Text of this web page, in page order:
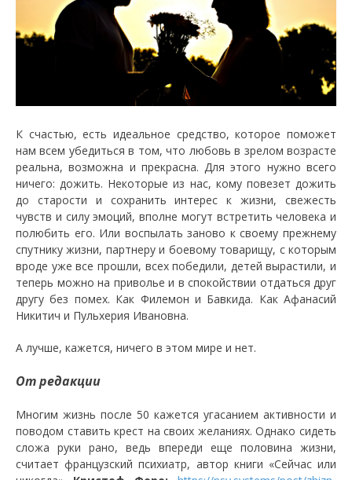
К счастью, есть идеальное средство, которое поможет
нам всем убедиться в том, что любовь в зрелом возрасте
реальна, возможна и прекрасна. Для этого нужно всего
ничего: дожить. Некоторые из нас, кому повезет дожить
до старости и сохранить интерес к жизни, свежесть
чувств и силу эмоций, вполне могут встретить человека и
полюбить его. Или воспылать заново к своему прежнему
спутнику жизни, партнеру и боевому товарищу, с которым
вроде уже все прошли, всех победили, детей вырастили, и
теперь можно на приволье и в спокойствии отдаться друг
другу без помех. Как Филемон и Бавкида. Как Афанасий
Никитич и Пульхерия Ивановна.
А лучше, кажется, ничего в этом мире и нет.
От редакции
Многим жизнь после 50 кажется угасанием активности и
поводом ставить крест на своих желаниях. Однако сидеть
сложа руки рано, ведь впереди еще половина жизни,
считает французский психиатр, автор книги «Сейчас или